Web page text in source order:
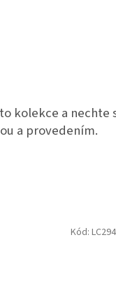
Kód: LC294
kolekce a nechte
a provedením.